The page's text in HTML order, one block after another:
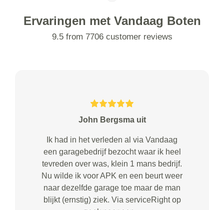
Ervaringen met Vandaag Boten
9.5 from 7706 customer reviews
John Bergsma uit
Ik had in het verleden al via Vandaag
een garagebedrijf bezocht waar ik heel
tevreden over was, klein 1 mans bedrijf.
Nu wilde ik voor APK en een beurt weer
naar dezelfde garage toe maar de man
blijkt (ernstig) ziek. Via serviceRight op